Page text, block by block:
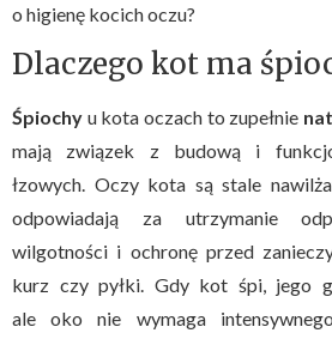
o higienę kocich oczu?
Dlaczego kot ma
Śpiochy u kota oczach to zupełnie
mają związek z budową i
łzowych. Oczy kota są stale
odpowiadają za utrzymanie
wilgotności i ochronę przed
kurz czy pyłki. Gdy kot śpi, jego
ale oko nie wymaga